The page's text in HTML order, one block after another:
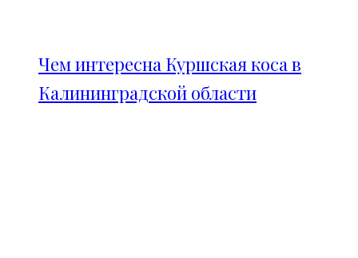
Чем интересна Куршская коса в
Калининградской области